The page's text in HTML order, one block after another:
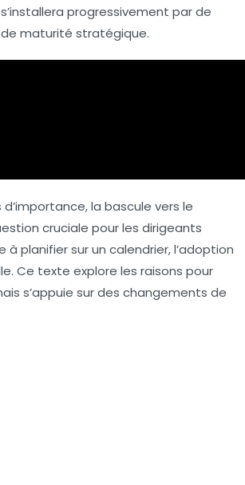
progressivement par de
de maturité stratégique.
la bascule vers le
cruciale pour les dirigeants
planifier sur un calendrier, l’adoption
. Ce texte explore les raisons pour
s’appuie sur des changements de